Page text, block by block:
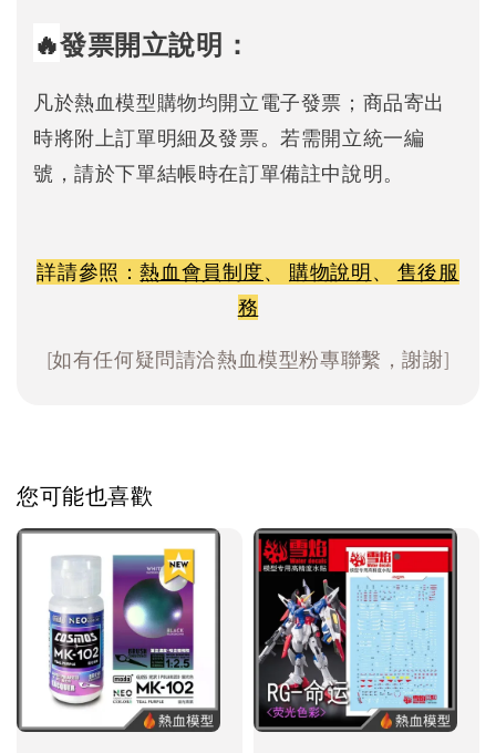
🔥發票開立說明：
凡於熱血模型購物均開立電子發票；商品寄出
時將附上訂單明細及發票。若需開立統一編
號，請於下單結帳時在訂單備註中說明。
詳請參照：熱血會員制度、 購物說明、 售後服
務
[如有任何疑問請洽熱血模型粉專聯繫，謝謝]
您可能也喜歡